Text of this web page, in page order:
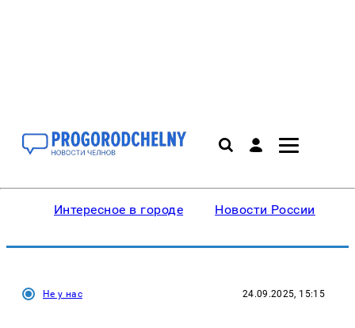
Интересное в городе Новости России
Не у нас 24.09.2025, 15:15